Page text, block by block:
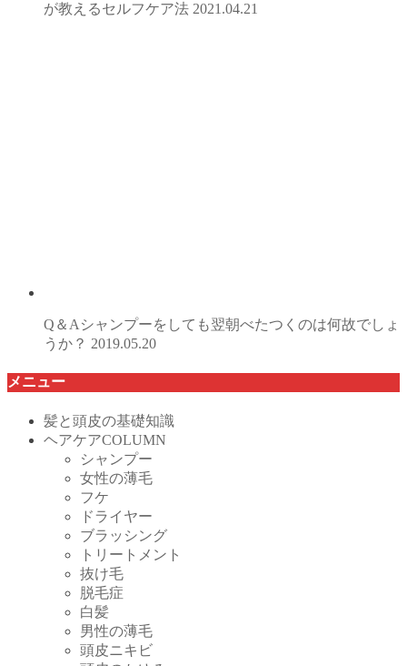
が教えるセルフケア法 2021.04.21
Q＆Aシャンプーをしても翌朝べたつくのは何故でしょ
うか？ 2019.05.20
メニュー
髪と頭皮の基礎知識
ヘアケアCOLUMN
シャンプー
女性の薄毛
フケ
ドライヤー
ブラッシング
トリートメント
抜け毛
脱毛症
白髪
男性の薄毛
頭皮ニキビ